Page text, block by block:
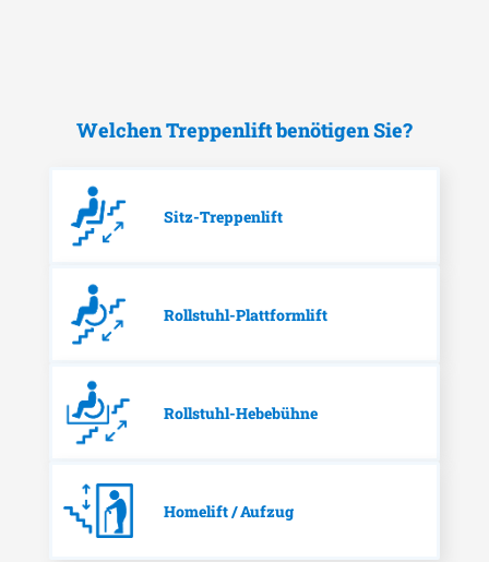
Welchen Treppenlift benötigen Sie?
Sitz-Treppenlift
Rollstuhl-Plattformlift
Rollstuhl-Hebebühne
Homelift / Aufzug